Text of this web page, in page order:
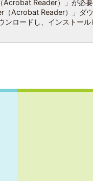
Acrobat Reader）」が必
（Acrobat Reader）」ダ
ンロードし、インストール